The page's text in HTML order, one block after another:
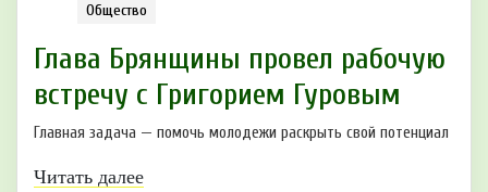
Общество
Глава Брянщины провел рабочую
встречу с Григорием Гуровым
Главная задача — помочь молодежи раскрыть свой потенциал
Читать далее